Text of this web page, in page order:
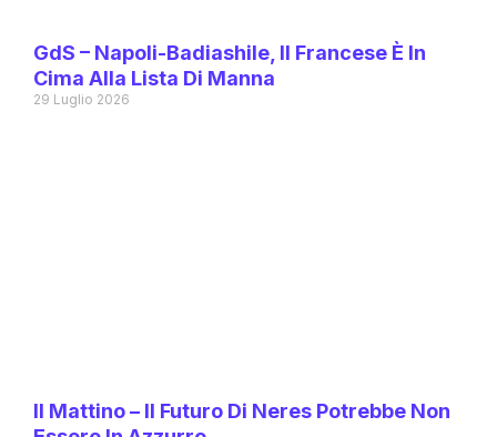
GdS – Napoli-Badiashile, Il Francese È In
Cima Alla Lista Di Manna
29 Luglio 2026
Il Mattino – Il Futuro Di Neres Potrebbe Non